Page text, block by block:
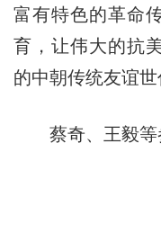
富有特色的革命
育，让伟大的抗
的中朝传统友谊世
蔡奇、王毅等